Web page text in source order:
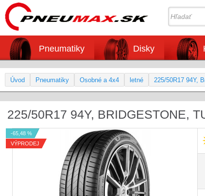
Pneumatiky Disky
Úvod Pneumatiky Osobné a 4x4 letné 225/50R17 94Y,
225/50R17 94Y, BRIDGESTONE,
-65,48 %
VÝPRODEJ